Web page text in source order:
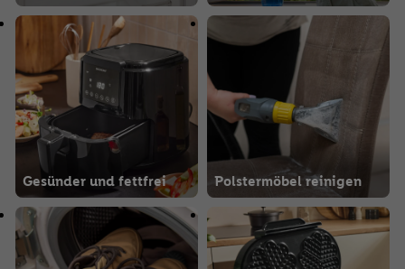
Gesünder und fettfrei Polstermöbel reinigen